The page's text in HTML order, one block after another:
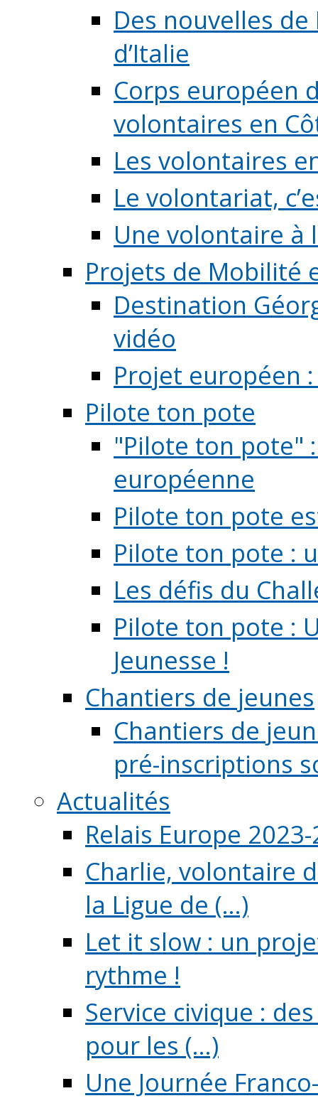
Des nouvelles
d’Italie
Corps européen
volontaires en
Les volontaires
Le volontariat,
Une volontaire à
Projets de Mobilité
Destination
vidéo
Projet européen
Pilote ton pote
"Pilote ton pote"
européenne
Pilote ton pote
Pilote ton pote :
Les défis du
Pilote ton pote :
Jeunesse !
Chantiers de jeunes
Chantiers de
pré-inscriptions
Actualités
Relais Europe
Charlie, volontaire
la Ligue de (...)
Let it slow : un
rythme !
Service civique :
pour les (...)
Une Journée